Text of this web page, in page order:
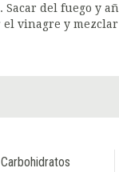
Sacar del fuego y
vinagre y
Carbohidratos